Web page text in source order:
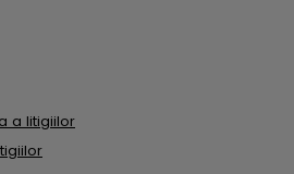
a litigiilor